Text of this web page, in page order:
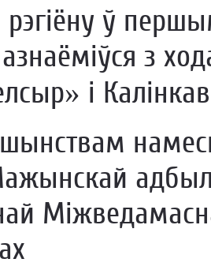
рэгіёну ў
з
і